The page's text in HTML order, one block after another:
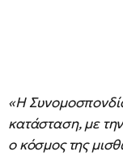
«Η
κατάσταση, με
ο κόσμος της